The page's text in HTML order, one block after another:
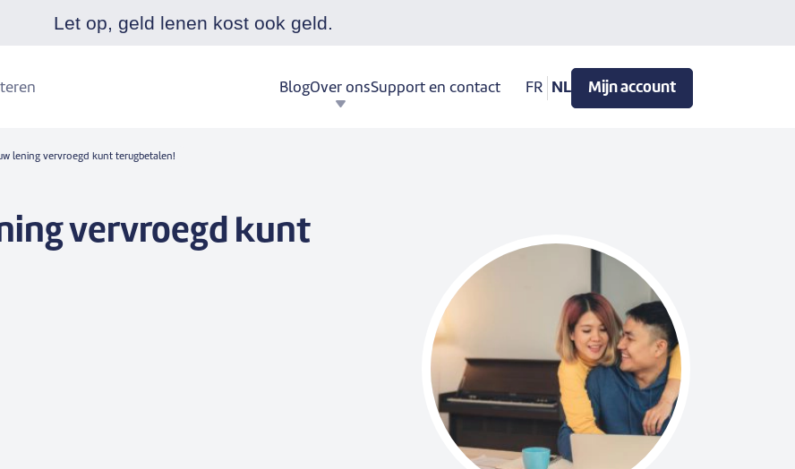
Let op, geld lenen kost ook geld.
BlogOver onsSupport en contact FR NL Mijn account
lening vervroegd kunt terugbetalen!
vervroegd kunt